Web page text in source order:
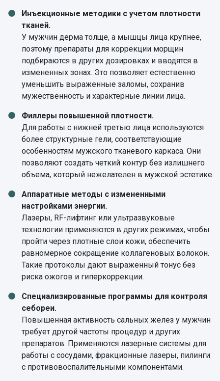
Инъекционные методики с учетом плотности
тканей.
У мужчин дерма толще, а мышцы лица крупнее,
поэтому препараты для коррекции морщин
подбираются в других дозировках и вводятся в
измененных зонах. Это позволяет естественно
уменьшить выраженные заломы, сохранив
мужественность и характерные линии лица.
Филлеры повышенной плотности.
Для работы с нижней третью лица используются
более структурные гели, соответствующие
особенностям мужского тканевого каркаса. Они
позволяют создать четкий контур без излишнего
объема, который нежелателен в мужской эстетике.
Аппаратные методы с измененными
настройками энергии.
Лазеры, RF-лифтинг или ультразвуковые
технологии применяются в других режимах, чтобы
пройти через плотные слои кожи, обеспечить
равномерное сокращение коллагеновых волокон.
Такие протоколы дают выраженный тонус без
риска ожогов и гиперкоррекции.
Специализированные программы для контроля
себореи.
Повышенная активность сальных желез у мужчин
требует другой частоты процедур и других
препаратов. Применяются лазерные системы для
работы с сосудами, фракционные лазеры, пилинги
с противовоспалительными компонентами.